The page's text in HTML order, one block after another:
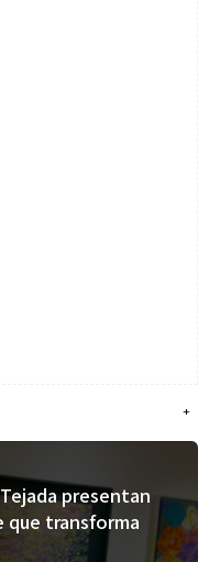
+
presentan
que transforma